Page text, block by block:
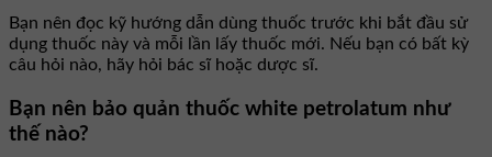
Bạn nên đọc kỹ hướng dẫn dùng thuốc trước khi bắt đầu sử
dụng thuốc này và mỗi lần lấy thuốc mới. Nếu bạn có bất kỳ
câu hỏi nào, hãy hỏi bác sĩ hoặc dược sĩ.
Bạn nên bảo quản thuốc white petrolatum như
thế nào?